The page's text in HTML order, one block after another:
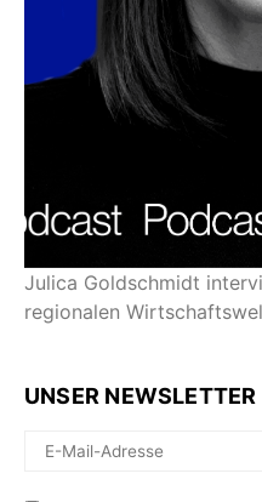
Julica Goldschmidt
regionalen
UNSER NEWSLETTER